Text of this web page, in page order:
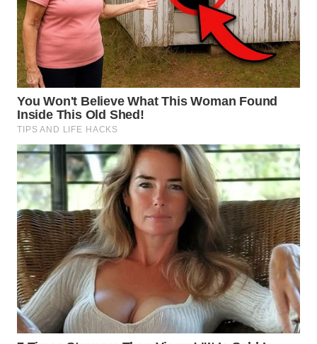
NIAS
WN
LANGKAT
WN
TAPANULI
SELATAN
WN
TANJUNG
LESUNG
WN
KARO
WN
SIMALUNGUN
WN